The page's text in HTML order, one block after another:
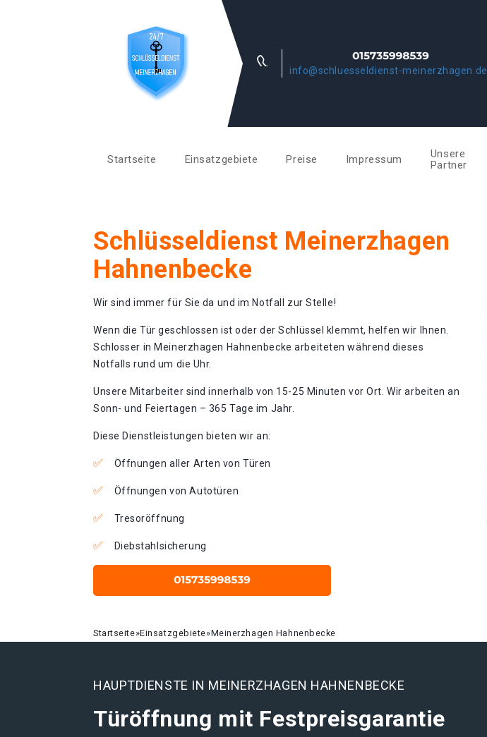
info@schluesseldienst-meinerzhagen.de
Startseite Einsatzgebiete Preise Impressum
Unsere
Partner
Schlüsseldienst Meinerzhagen
Hahnenbecke
Wir sind immer für Sie da und im Notfall zur Stelle!
Wenn die Tür geschlossen ist oder der Schlüssel klemmt, helfen wir Ihnen.
Schlosser in Meinerzhagen Hahnenbecke arbeiteten während dieses
Notfalls rund um die Uhr.
Unsere Mitarbeiter sind innerhalb von 15-25 Minuten vor Ort. Wir arbeiten an
Sonn- und Feiertagen – 365 Tage im Jahr.
Diese Dienstleistungen bieten wir an:
Öffnungen aller Arten von Türen
Öffnungen von Autotüren
Tresoröffnung
Diebstahlsicherung
Startseite»Einsatzgebiete»Meinerzhagen Hahnenbecke
HAUPTDIENSTE IN MEINERZHAGEN HAHNENBECKE
Türöffnung mit Festpreisgarantie